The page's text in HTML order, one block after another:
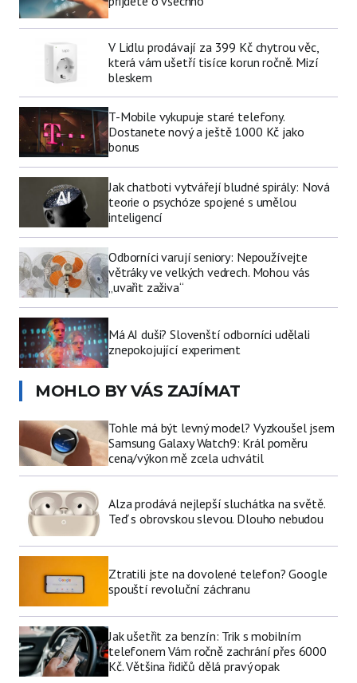
V Lidlu prodávají za 399 Kč chytrou věc,
která vám ušetří tisíce korun ročně. Mizí
bleskem
T-Mobile vykupuje staré telefony.
Dostanete nový a ještě 1000 Kč jako
bonus
Jak chatboti vytvářejí bludné spirály: Nová
teorie o psychóze spojené s umělou
inteligencí
Odborníci varují seniory: Nepoužívejte
větráky ve velkých vedrech. Mohou vás
„uvařit zaživa“
Má AI duši? Slovenští odborníci udělali
znepokojující experiment
MOHLO BY VÁS ZAJÍMAT
Tohle má být levný model? Vyzkoušel jsem
Samsung Galaxy Watch9: Král poměru
cena/výkon mě zcela uchvátil
Alza prodává nejlepší sluchátka na světě.
Teď s obrovskou slevou. Dlouho nebudou
Ztratili jste na dovolené telefon? Google
spouští revoluční záchranu
Jak ušetřit za benzín: Trik s mobilním
telefonem Vám ročně zachrání přes 6000
Kč. Většina řidičů dělá pravý opak